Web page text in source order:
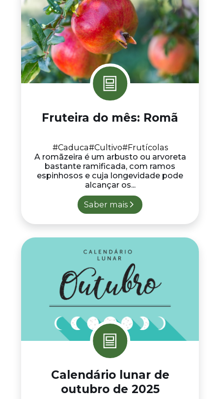
Fruteira do mês: Romã
#Caduca#Cultivo#Frutícolas
A romãzeira é um arbusto ou arvoreta
bastante ramificada, com ramos
espinhosos e cuja longevidade pode
alcançar os...
Saber mais
Calendário lunar de
outubro de 2025